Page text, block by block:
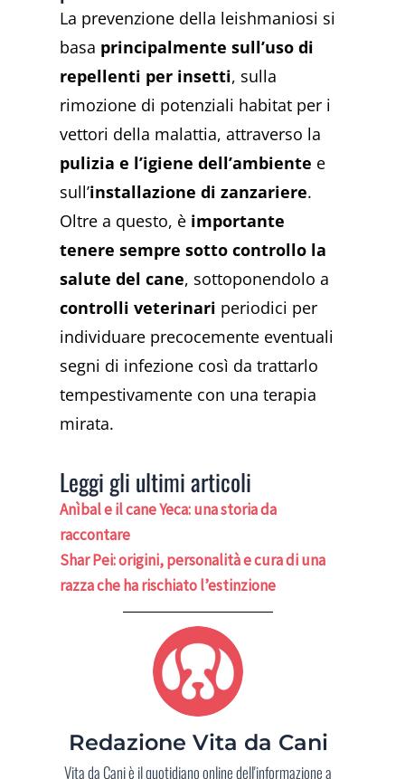
La prevenzione della leishmaniosi si
basa principalmente sull’uso di
repellenti per insetti, sulla
rimozione di potenziali habitat per i
vettori della malattia, attraverso la
pulizia e l’igiene dell’ambiente e
sull’installazione di zanzariere.
Oltre a questo, è importante
tenere sempre sotto controllo la
salute del cane, sottoponendolo a
controlli veterinari periodici per
individuare precocemente eventuali
segni di infezione così da trattarlo
tempestivamente con una terapia
mirata.
Leggi gli ultimi articoli
Anìbal e il cane Yeca: una storia da
raccontare
Shar Pei: origini, personalità e cura di una
razza che ha rischiato l’estinzione
Redazione Vita da Cani
Vita da Cani è il quotidiano online dell'informazione a